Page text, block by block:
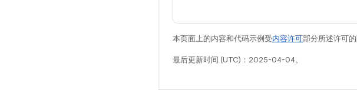
本页面上的内容和代码示例受内容许可部分所述许可
最后更新时间 (UTC)：2025-04-04。